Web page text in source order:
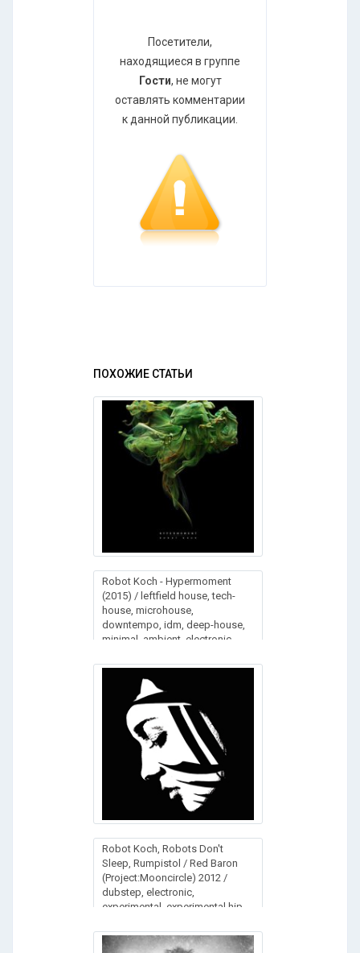
Посетители,
находящиеся в группе
Гости, не могут
оставлять комментарии
к данной публикации.
ПОХОЖИЕ СТАТЬИ
Rоbot Kоch - Hypеrmоment
(2015) / leftfield house, tech-
house, microhouse,
downtempo, idm, deep-house,
minimal, ambient, electronic,
Robot Koch, Robots Don't
Sleep, Rumpistol / Red Baron
(Project:Mooncircle) 2012 /
dubstep, electronic,
experimental, experimental hip-